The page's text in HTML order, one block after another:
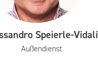
Speierle-Vidali
Außendienst